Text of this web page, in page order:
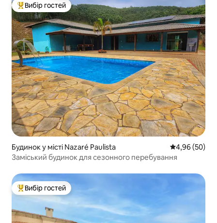
Топ вибір гостей
Вибір гостей
Будинок у місті Nazaré Paulista Середня
4,96 (50)
Заміський будинок для сезонного перебування
Топ вибір гостей
Вибір гостей